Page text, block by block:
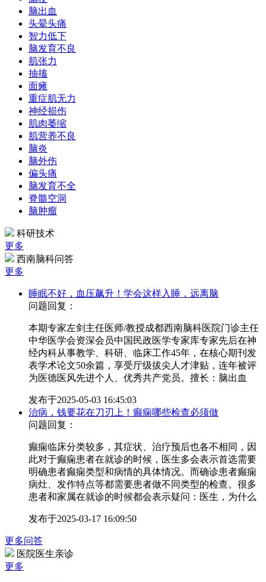
脑出血
头晕头痛
智力低下
脑发育不良
肌张力
抽搐
面瘫
重症肌无力
神经损伤
肌肉萎缩
肌营养不良
脑炎
脑外伤
偏头痛
脑发育不全
脊髓空洞
脑肿瘤
科研技术
更多
西南脑科问答
更多
睡眠不好，血压飙升！学会这样入睡，远离脑
问题回复：
本期专家左剑主任医师/教授成都西南脑科医院门诊主任
中华医学会资深会员中国民政医学专家库专家先后在神
经内科从事教学、科研、临床工作45年，在核心期刊发
表学术论文50余篇，享受厅级拔尖人才津贴，连年被评
为医德医风先进个人、优秀共产党员。擅长：脑出血
发布于2025-05-03 16:45:03
治病，钱要花在刀刃上！癫痫哪些检查必须做
问题回复：
癫痫临床分类较多，其症状、治疗预后也各不相同，因
此对于癫痫患者在就诊的时候，医生多会表示首选需要
明确患者癫痫类型和病情的具体情况。而确诊患者癫痫
病灶、发作特点等都需要患者做不同类型的检查。很多
患者和家属在就诊的时候都会表示疑问：医生，为什么
发布于2025-03-17 16:09:50
更多问答
医院医生亲诊
更多